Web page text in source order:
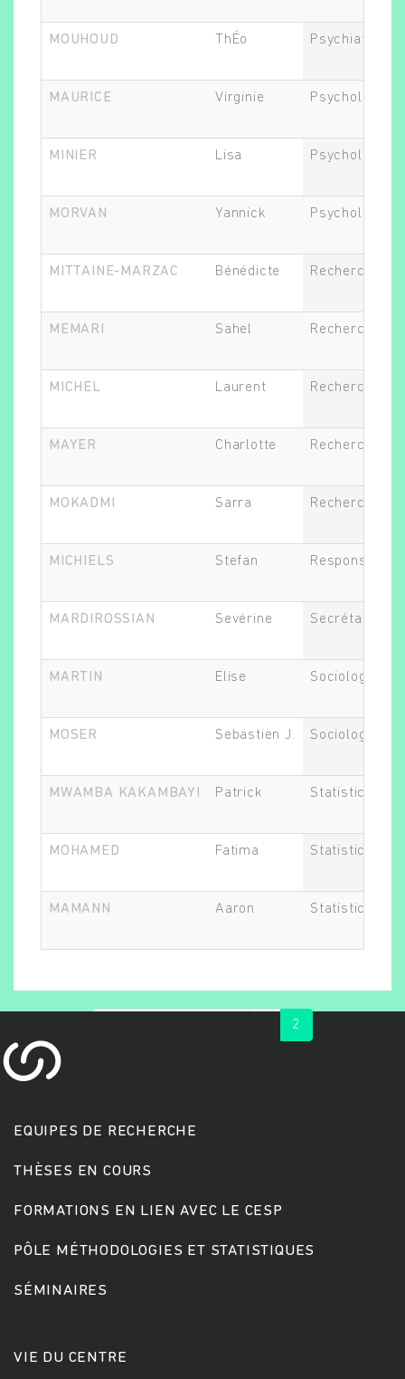
Rechercher
MOUHOUD ThÉo Psychiatre
MAURICE Virginie Psychologue
MINIER Lisa Psychologue
MORVAN Yannick Psychologue
MITTAINE-MARZAC Bénédicte Recherche
MEMARI Sahel Recherche
MICHEL Laurent Recherche
MAYER Charlotte Recherche
MOKADMI Sarra Recherche
MICHIELS Stefan Responsable
MARDIROSSIAN Sevérine Secrétaire
MARTIN Elise Sociologue
MOSER Sebastien J. Sociologue
MWAMBA KAKAMBAYI Patrick Statisticien.ne
MOHAMED Fatima Statisticien.ne
MAMANN Aaron Statisticien.ne
2
EQUIPES DE RECHERCHE
THÈSES EN COURS
FORMATIONS EN LIEN AVEC LE CESP
PÔLE MÉTHODOLOGIES ET STATISTIQUES
SÉMINAIRES
VIE DU CENTRE